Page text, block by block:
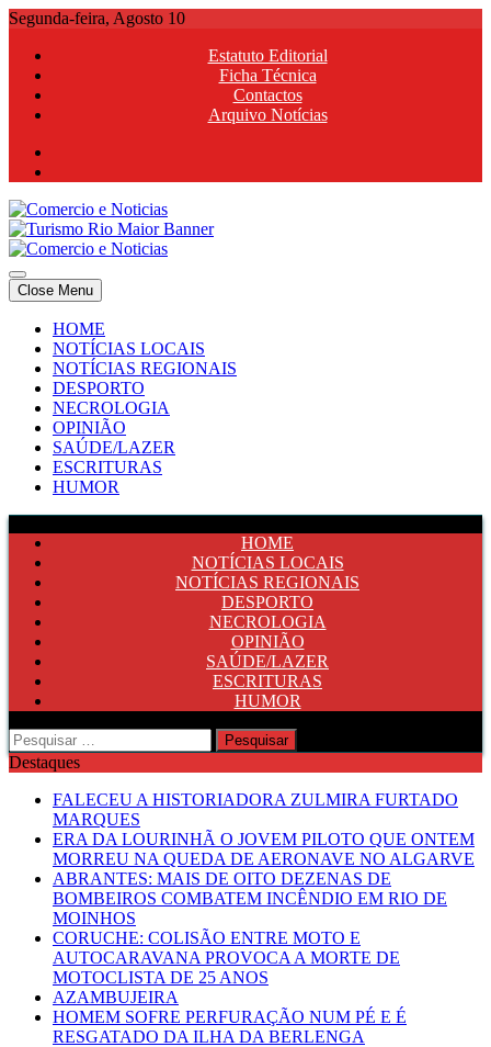
Skip
content
Segunda-feira, Agosto 10
Estatuto Editorial
Ficha Técnica
Contactos
Arquivo Notícias
Comercio e Noticias
Notícias e Publicidade Online
Comercio e Noticias
Notícias e Publicidade Online
Close Menu
HOME
NOTÍCIAS LOCAIS
NOTÍCIAS REGIONAIS
DESPORTO
NECROLOGIA
OPINIÃO
SAÚDE/LAZER
ESCRITURAS
HUMOR
HOME
NOTÍCIAS LOCAIS
NOTÍCIAS REGIONAIS
DESPORTO
NECROLOGIA
OPINIÃO
SAÚDE/LAZER
ESCRITURAS
HUMOR
Pesquisar
por:
Destaques
FALECEU A HISTORIADORA ZULMIRA FURTADO
MARQUES
ERA DA LOURINHÃ O JOVEM PILOTO QUE ONTEM
MORREU NA QUEDA DE AERONAVE NO ALGARVE
ABRANTES: MAIS DE OITO DEZENAS DE
BOMBEIROS COMBATEM INCÊNDIO EM RIO DE
MOINHOS
CORUCHE: COLISÃO ENTRE MOTO E
AUTOCARAVANA PROVOCA A MORTE DE
MOTOCLISTA DE 25 ANOS
AZAMBUJEIRA
HOMEM SOFRE PERFURAÇÃO NUM PÉ E É
RESGATADO DA ILHA DA BERLENGA